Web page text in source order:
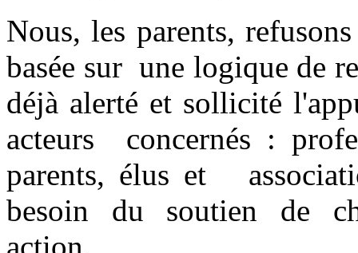
Nous, les parents,
basée sur une logique de
déjà alerté et sollicité
acteurs concernés :
parents, élus et
besoin du soutien de
action.